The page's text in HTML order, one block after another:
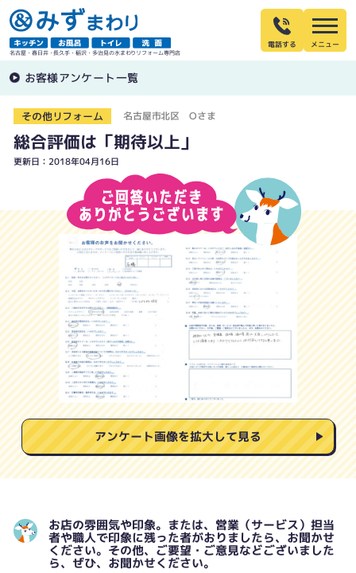
名古屋・春日井・長久手・稲沢・多治見の水まわりリフォーム専門店
電話する
お客様アンケート一覧
その他リフォーム 名古屋市北区 Oさま
総合評価は「期待以上」
更新日：2018年04月16日
アンケート画像を拡大して見る
お店の雰囲気や印象。または、営業（サービス）担当
者や職人で印象に残った者がおりましたら、お聞かせ
ください。その他、ご要望・ご意見などございました
ら、ぜひ、お聞かせください。